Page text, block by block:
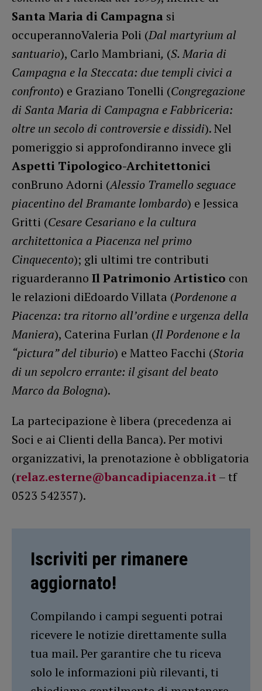
SantaMaria di Campagna si
occuperannoValeria Poli (Dal martyrium al
santuario), Carlo Mambriani, (S. Maria di
Campagna e la Steccata: due templi civici a
confronto) e Graziano Tonelli (Congregazione
di Santa Maria di Campagna e Fabbriceria:
oltre un secolo di controversie e dissidi). Nel
pomeriggio si approfondiranno invece gli
Aspetti Tipologico-Architettonici
conBruno Adorni (Alessio Tramello seguace
piacentino del Bramante lombardo) e Jessica
Gritti (Cesare Cesariano e la cultura
architettonica a Piacenza nel primo
Cinquecento); gli ultimi tre contributi
riguarderanno Il Patrimonio Artistico con
le relazioni diEdoardo Villata (Pordenone a
Piacenza: tra ritorno all’ordine e urgenza della
Maniera), Caterina Furlan (Il Pordenone e la
“pictura” del tiburio) e Matteo Facchi (Storia
di un sepolcro errante: il gisant del beato
Marco da Bologna).
La partecipazione è libera (precedenza ai
Soci e ai Clienti della Banca). Per motivi
organizzativi, la prenotazione è obbligatoria
(relaz.esterne@bancadipiacenza.it– tf
0523 542357).
Iscriviti per rimanere
aggiornato!
Compilando i campi seguenti potrai
ricevere le notizie direttamente sulla
tua mail. Per garantire che tu riceva
solo le informazioni più rilevanti, ti